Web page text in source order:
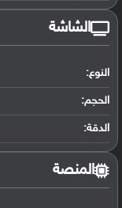
الشاشة
النوع:
الحجم:
الدقة:
المنصة